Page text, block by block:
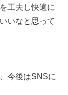
工夫し快適に
いなと思って
今後はSNSに